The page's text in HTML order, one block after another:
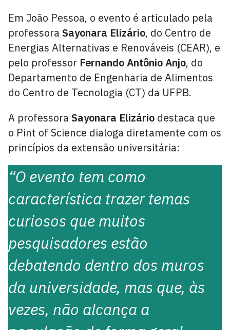
Em João Pessoa, o evento é articulado pela
professora Sayonara Elizário, do Centro de
Energias Alternativas e Renováveis (CEAR), e
pelo professor Fernando Antônio Anjo, do
Departamento de Engenharia de Alimentos
do Centro de Tecnologia (CT) da UFPB.
A professora Sayonara Elizário destaca que
o Pint of Science dialoga diretamente com os
princípios da extensão universitária:
“O evento tem como
característica trazer temas
curiosos que muitos
pesquisadores estão
debatendo dentro dos muros
da universidade, mas que, às
vezes, não alcança a